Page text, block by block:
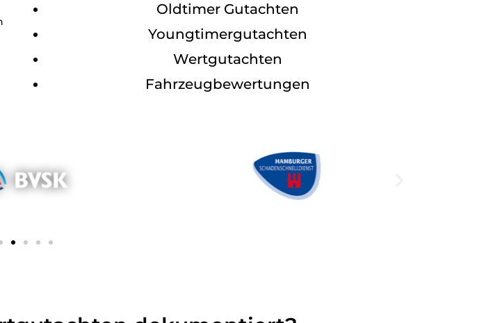
Oldtimer Gutachten
Youngtimergutachten
Wertgutachten
Fahrzeugbewertungen